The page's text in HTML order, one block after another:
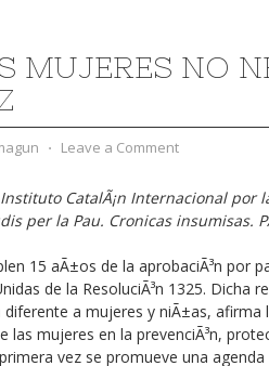
MUJERES NO
⋅ Leave a Comment
CatalÃ¡n Internacional por
per la Pau. Cronicas insumisas.
15 aÃ±os de la aprobaciÃ³n por
de la ResoluciÃ³n 1325. Dicha
a mujeres y niÃ±as, afirma
las mujeres en la prevenciÃ³n,
vez se promueve una agenda